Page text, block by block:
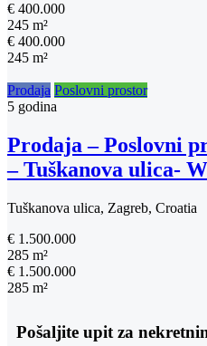
€ 400.000
245 m²
€ 400.000
245 m²
Prodaja Poslovni prostor
5 godina
Prodaja – Poslovni
– Tuškanova ulica-
Tuškanova ulica, Zagreb, Croatia
€ 1.500.000
285 m²
€ 1.500.000
285 m²
Pošaljite upit za